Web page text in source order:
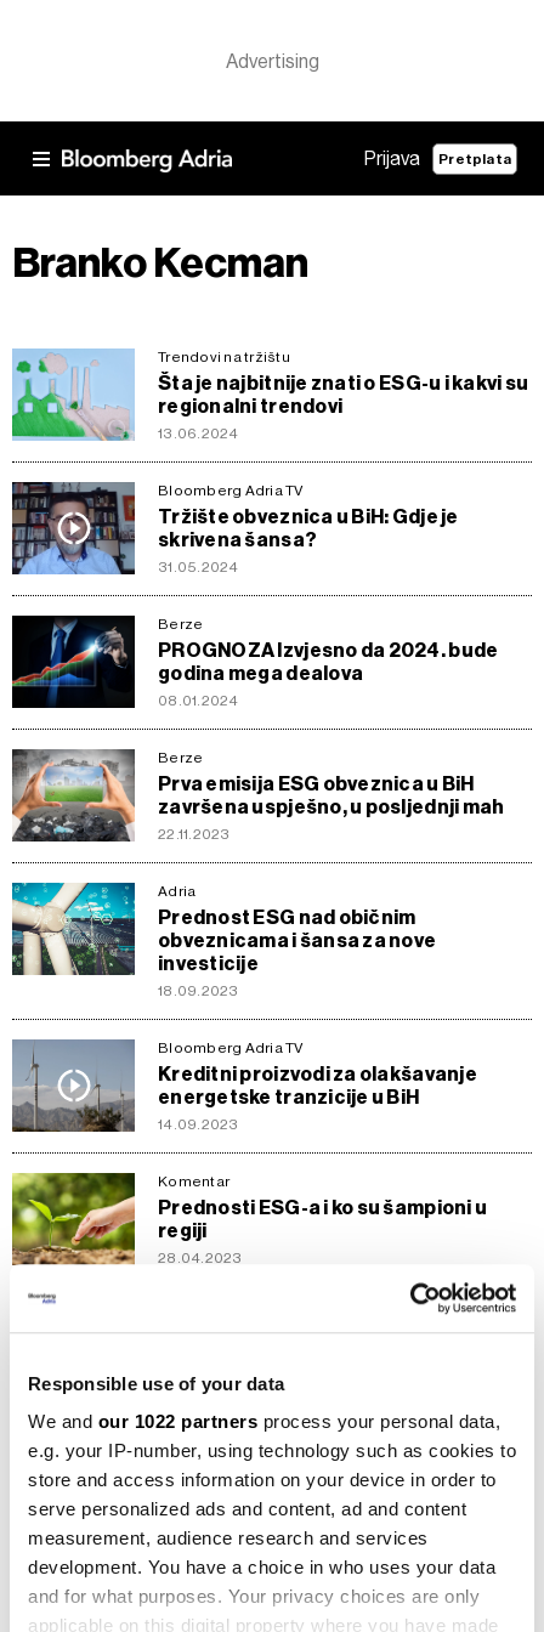
Responsible use of your data
We and our 1022 partners process your personal data,
e.g. your IP-number, using technology such as cookies to
store and access information on your device in order to
serve personalized ads and content, ad and content
measurement, audience research and services
development. You have a choice in who uses your data
and for what purposes. Your privacy choices are only
applicable on this digital property where you have made
Prijava Pretplata
Branko Kecman
Trendovi na tržištu
Šta je najbitnije znati o ESG-u i kakvi su
regionalni trendovi
13.06.2024
Bloomberg Adria TV
Tržište obveznica u BiH: Gdje je
skrivena šansa?
31.05.2024
Berze
PROGNOZA Izvjesno da 2024. bude
godina mega dealova
08.01.2024
Berze
Prva emisija ESG obveznica u BiH
završena uspješno, u posljednji mah
22.11.2023
Adria
Prednost ESG nad običnim
obveznicama i šansa za nove
investicije
18.09.2023
Bloomberg Adria TV
Kreditni proizvodi za olakšavanje
energetske tranzicije u BiH
14.09.2023
Komentar
Prednosti ESG-a i ko su šampioni u
regiji
28.04.2023
Tržište kapitala postaje konkurencija
30.12.2022
Berze
Gdje uložiti 10.000 evra u ovom
trenutku, šta je sigurno, a šta rizično?
'Rast kamatnih stopa povećava